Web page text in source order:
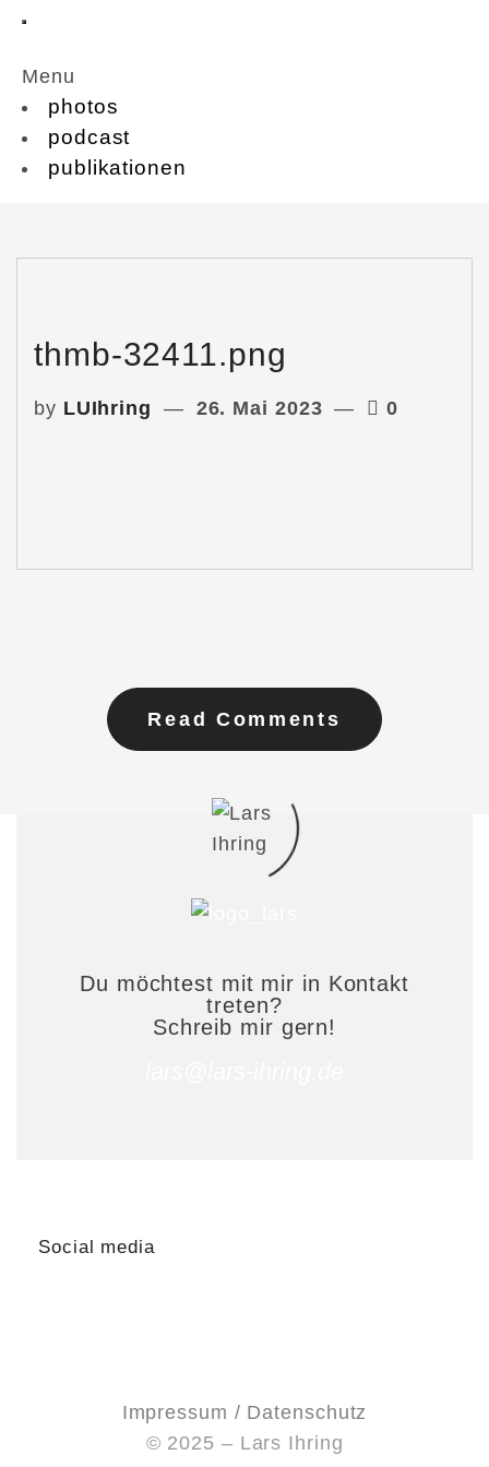
Menu
photos
podcast
publikationen
thmb-32411.png
by LUIhring 26. Mai 2023 0
Read Comments
Du möchtest mit mir in Kontakt
treten?
Schreib mir gern!
Social media
Impressum / Datenschutz
© 2025 – Lars Ihring